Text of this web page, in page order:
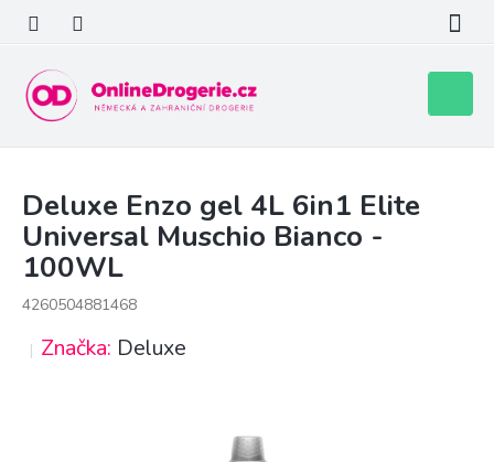
obsah
košík
Deluxe Enzo gel 4L 6in1 Elite
Universal Muschio Bianco -
100WL
4260504881468
Značka: Deluxe